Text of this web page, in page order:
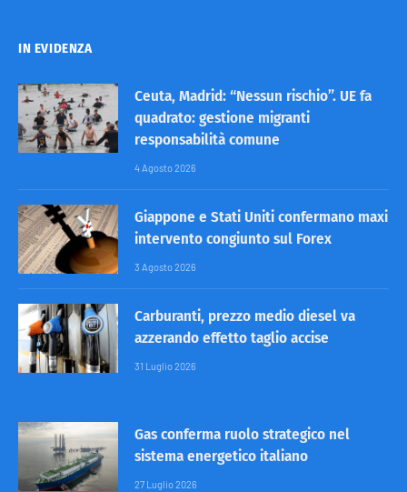
IN EVIDENZA
Ceuta, Madrid: “Nessun rischio”. UE fa
quadrato: gestione migranti
responsabilità comune
4 Agosto 2026
Giappone e Stati Uniti confermano maxi
intervento congiunto sul Forex
3 Agosto 2026
Carburanti, prezzo medio diesel va
azzerando effetto taglio accise
31 Luglio 2026
Gas conferma ruolo strategico nel
sistema energetico italiano
27 Luglio 2026